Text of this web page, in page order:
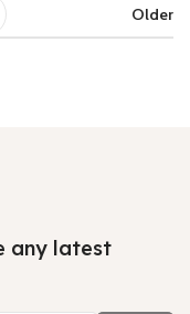
Older
any latest